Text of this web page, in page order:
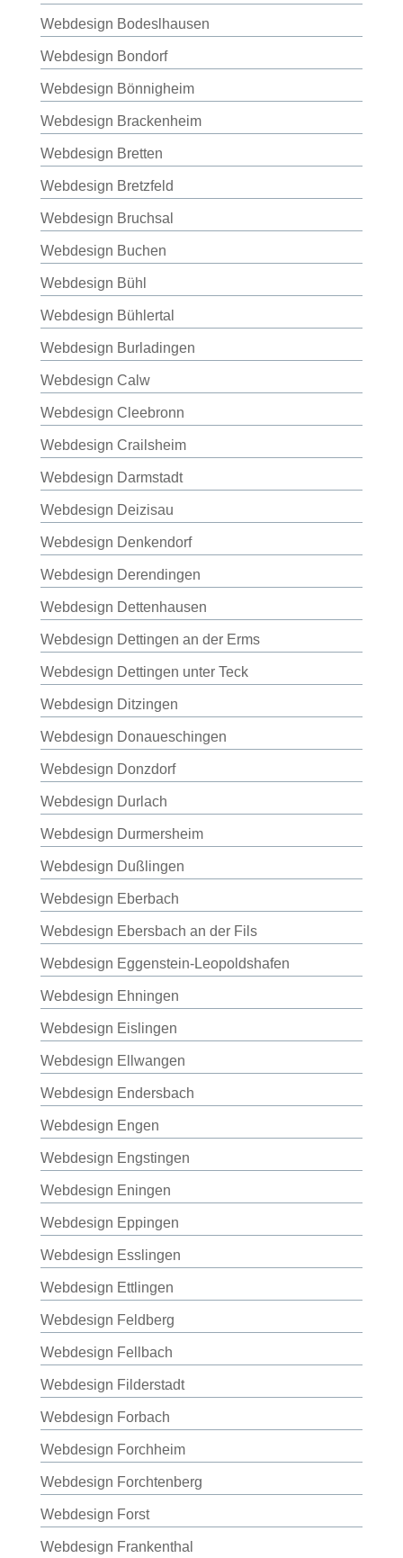
Webdesign Bodeslhausen
Webdesign Bondorf
Webdesign Bönnigheim
Webdesign Brackenheim
Webdesign Bretten
Webdesign Bretzfeld
Webdesign Bruchsal
Webdesign Buchen
Webdesign Bühl
Webdesign Bühlertal
Webdesign Burladingen
Webdesign Calw
Webdesign Cleebronn
Webdesign Crailsheim
Webdesign Darmstadt
Webdesign Deizisau
Webdesign Denkendorf
Webdesign Derendingen
Webdesign Dettenhausen
Webdesign Dettingen an der Erms
Webdesign Dettingen unter Teck
Webdesign Ditzingen
Webdesign Donaueschingen
Webdesign Donzdorf
Webdesign Durlach
Webdesign Durmersheim
Webdesign Dußlingen
Webdesign Eberbach
Webdesign Ebersbach an der Fils
Webdesign Eggenstein-Leopoldshafen
Webdesign Ehningen
Webdesign Eislingen
Webdesign Ellwangen
Webdesign Endersbach
Webdesign Engen
Webdesign Engstingen
Webdesign Eningen
Webdesign Eppingen
Webdesign Esslingen
Webdesign Ettlingen
Webdesign Feldberg
Webdesign Fellbach
Webdesign Filderstadt
Webdesign Forbach
Webdesign Forchheim
Webdesign Forchtenberg
Webdesign Forst
Webdesign Frankenthal